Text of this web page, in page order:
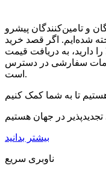
و تامین‌کنندگان پیشرو
شده‌ایم. اگر قصد خرید
دارید، به دریافت قیمت
سفارشی در دسترس
است.
در جهان هستیم
بیشتر بدانید
ناوبری سریع